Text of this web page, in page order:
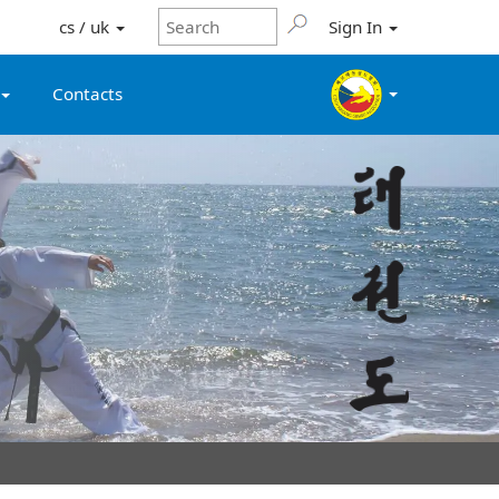
cs / uk Sign In
Contacts